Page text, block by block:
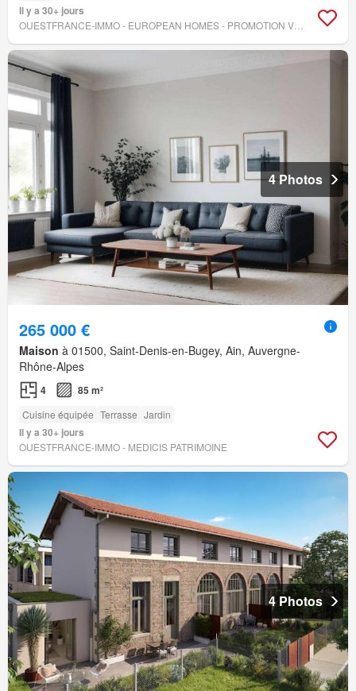
Il y a 30+ jours
4 Photos
265 000 €
Maison à 01500, Saint-Denis-en-Bugey, Ain, Auvergne-
Rhône-Alpes
4 85 m²
Cuisine équipée Terrasse Jardin
Il y a 30+ jours
OUESTFRANCE-IMMO - MEDICIS PATRIMOINE
4 Photos